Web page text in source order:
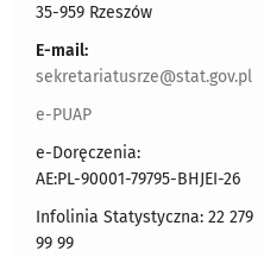
35-959 Rzeszów
E-mail:
sekretariatusrze@stat.gov.pl
e-PUAP
e-Doręczenia:
AE:PL-90001-79795-BHJEI-26
Infolinia Statystyczna: 22 279
99 99